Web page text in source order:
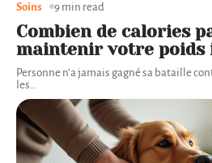
Combien de calories
maintenir votre poids
Personne n’a jamais gagné sa bataille
les
Soins 9 min read